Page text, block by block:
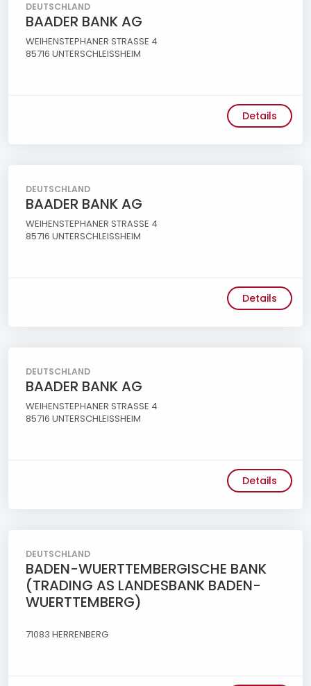
DEUTSCHLAND
BAADER BANK AG
WEIHENSTEPHANER STRASSE 4
85716 UNTERSCHLEISSHEIM
Details
DEUTSCHLAND
BAADER BANK AG
WEIHENSTEPHANER STRASSE 4
85716 UNTERSCHLEISSHEIM
Details
DEUTSCHLAND
BAADER BANK AG
WEIHENSTEPHANER STRASSE 4
85716 UNTERSCHLEISSHEIM
Details
DEUTSCHLAND
BADEN-WUERTTEMBERGISCHE BANK
(TRADING AS LANDESBANK BADEN-
WUERTTEMBERG)
71083 HERRENBERG